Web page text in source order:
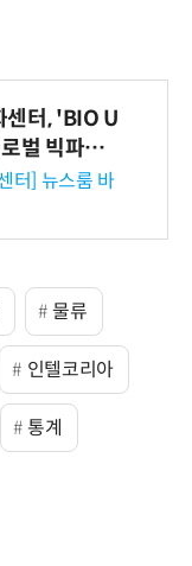
센터, 'BIO U
벌 빅파마
팅 지원…K
교두보 확
터] 뉴스룸 바
물류
인텔코리아
통계